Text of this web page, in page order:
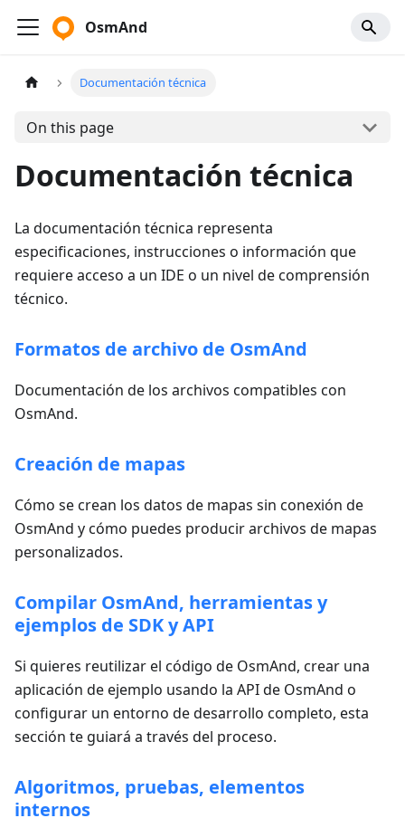
OsmAnd
Documentación técnica
On this page
Documentación técnica
La documentación técnica representa
especificaciones, instrucciones o información que
requiere acceso a un IDE o un nivel de comprensión
técnico.
Formatos de archivo de OsmAnd
Documentación de los archivos compatibles con
OsmAnd.
Creación de mapas
Cómo se crean los datos de mapas sin conexión de
OsmAnd y cómo puedes producir archivos de mapas
personalizados.
Compilar OsmAnd, herramientas y
ejemplos de SDK y API
Si quieres reutilizar el código de OsmAnd, crear una
aplicación de ejemplo usando la API de OsmAnd o
configurar un entorno de desarrollo completo, esta
sección te guiará a través del proceso.
Algoritmos, pruebas, elementos
internos